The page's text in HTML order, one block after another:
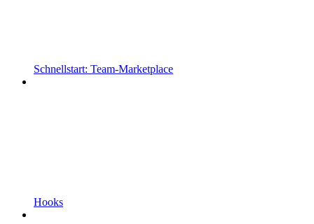
Schnellstart: Team-Marketplace
Hooks